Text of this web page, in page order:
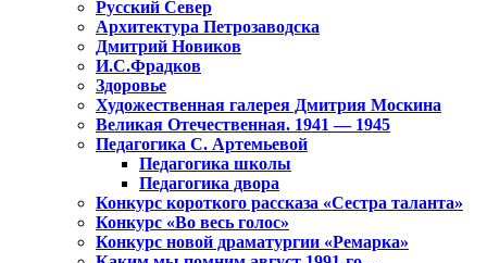
Русский Север
Архитектура Петрозаводска
Дмитрий Новиков
И.С.Фрадков
Здоровье
Художественная галерея Дмитрия Москина
Великая Отечественная. 1941 — 1945
Педагогика С. Артемьевой
Педагогика школы
Педагогика двора
Конкурс короткого рассказа «Сестра таланта»
Конкурс «Во весь голос»
Конкурс новой драматургии «Ремарка»